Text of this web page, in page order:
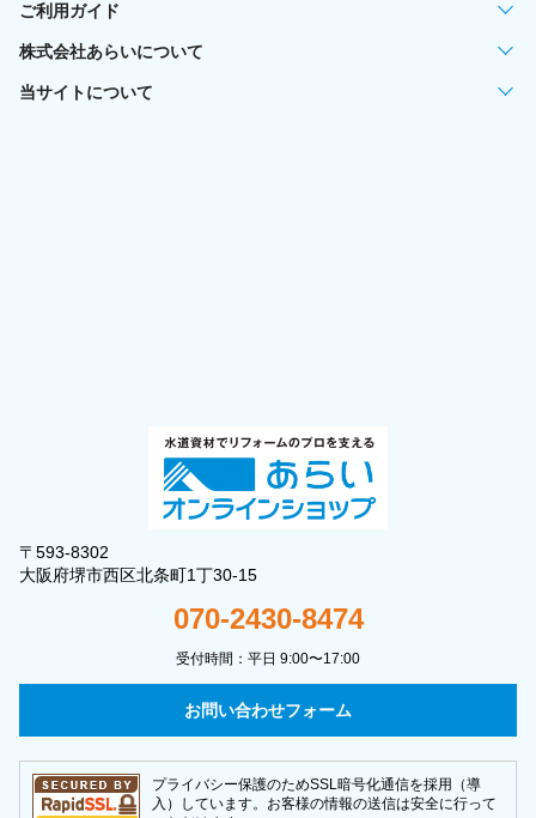
ご利用ガイド
株式会社あらいについて
当サイトについて
〒593-8302
大阪府堺市西区北条町1丁30-15
070-2430-8474
受付時間：平日 9:00〜17:00
お問い合わせフォーム
プライバシー保護のためSSL暗号化通信を採用（導
入）しています。お客様の情報の送信は安全に行って